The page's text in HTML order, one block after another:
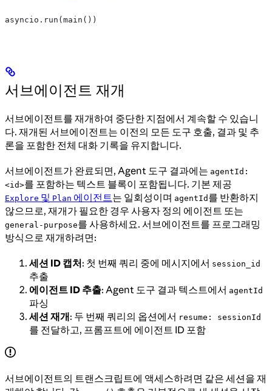
asyncio.run(main())
서브에이전트 재개
서브에이전트를 재개하여 중단한 지점에서 계속할 수 있습니
다. 재개된 서브에이전트는 이전의 모든 도구 호출, 결과 및 추
론을 포함한 전체 대화 기록을 유지합니다.
서브에이전트가 완료되면, Agent 도구 결과에는 agentId:
<id>를 포함하는 텍스트 블록이 포함됩니다. 기본 제공
Explore 및 Plan 에이전트는 일회성이며 agentId 를 반환하지
않으므로, 재개가 필요한 경우 사용자 정의 에이전트 또는
general-purpose를 사용하세요. 서브에이전트를 프로그래밍
방식으로 재개하려면:
세션 ID 캡처: 첫 번째 쿼리 중에 메시지에서 session_id
추출
에이전트 ID 추출: Agent 도구 결과 텍스트에서 agentId
파싱
세션 재개: 두 번째 쿼리의 옵션에서 resume: sessionId
를 전달하고, 프롬프트에 에이전트 ID 포함
서브에이전트의 트랜스크립트에 액세스하려면 같은 세션을 재